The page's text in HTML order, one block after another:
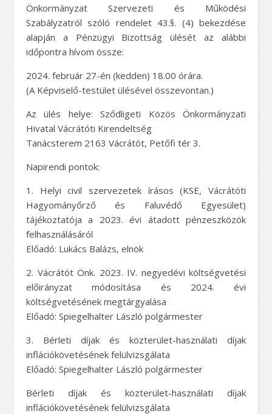
Önkormányzat Szervezeti és Működési
Szabályzatról szóló rendelet 43.§. (4) bekezdése
alapján a Pénzügyi Bizottság ülését az alábbi
időpontra hívom össze:
2024. február 27-én (kedden) 18.00 órára.
(A Képviselő-testület ülésével összevontan.)
Az ülés helye: Sződligeti Közös Önkormányzati
Hivatal Vácrátóti Kirendeltség
Tanácsterem 2163 Vácrátót, Petőfi tér 3.
Napirendi pontok:
1. Helyi civil szervezetek írásos (KSE, Vácrátóti
Hagyományőrző és Faluvédő Egyesület)
tájékoztatója a 2023. évi átadott pénzeszközök
felhasználásáról
Előadó: Lukács Balázs, elnök
2. Vácrátót Önk. 2023. IV. negyedévi költségvetési
előirányzat módosítása és 2024. évi
költségvetésének megtárgyalása
Előadó: Spiegelhalter László polgármester
3. Bérleti díjak és közterület-használati díjak
inflációkövetésének felülvizsgálata
Előadó: Spiegelhalter László polgármester
Bérleti díjak és közterület-használati díjak
inflációkövetésének felülvizsgálata